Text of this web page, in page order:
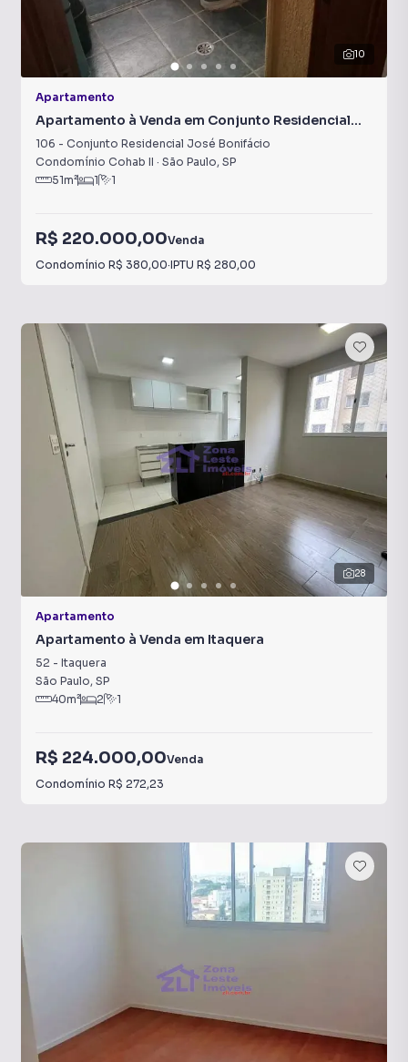
10
Apartamento
Apartamento à Venda em Conjunto Residencial
José Bonifácio
106 - Conjunto Residencial José Bonifácio
Condomínio Cohab II · São Paulo, SP
51m² 1 1
R$ 220.000,00Venda
Condomínio R$ 380,00·IPTU R$ 280,00
28
Apartamento
Apartamento à Venda em Itaquera
52 - Itaquera
São Paulo, SP
40m² 2 1
R$ 224.000,00Venda
Condomínio R$ 272,23